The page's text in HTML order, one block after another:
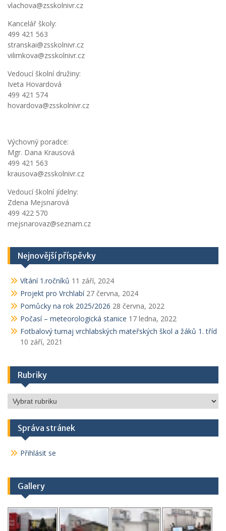
vlachova@zsskolnivr.cz
Kancelář školy:
499 421 563
stranskai@zsskolnivr.cz
vilimkova@zsskolnivr.cz
Vedoucí školní družiny:
Iveta Hovardová
499 421 574
hovardova@zsskolnivr.cz
Výchovný poradce:
Mgr. Dana Krausová
499 421 563
krausova@zsskolnivr.cz
Vedoucí školní jídelny:
Zdena Mejsnarová
499 422 570
mejsnarovaz@seznam.cz
Nejnovější příspěvky
Vítání 1.ročníků 11 září, 2024
Projekt pro Vrchlabí 27 června, 2024
Pomůcky na rok 2025/2026 28 června, 2022
Počasí – meteorologická stanice 17 ledna, 2022
Fotbalový turnaj vrchlabských mateřských škol a žáků 1. tříd
10 září, 2021
Rubriky
Rubriky
Správa stránek
Přihlásit se
Gallery